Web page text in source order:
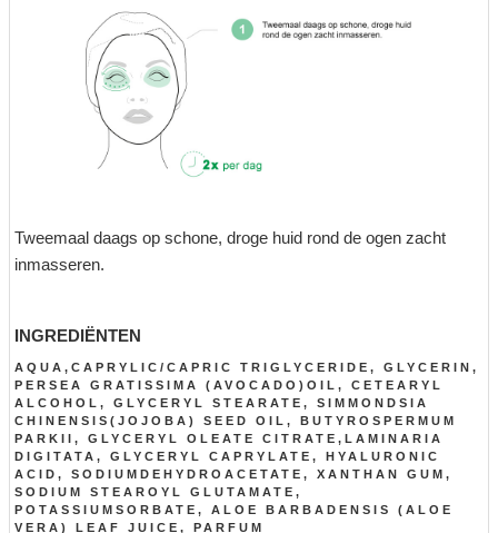
Tweemaal daags op schone, droge huid rond de ogen zacht
inmasseren.
INGREDIËNTEN
AQUA,CAPRYLIC/CAPRIC TRIGLYCERIDE, GLYCERIN,
PERSEA GRATISSIMA (AVOCADO)OIL, CETEARYL
ALCOHOL, GLYCERYL STEARATE, SIMMONDSIA
CHINENSIS(JOJOBA) SEED OIL, BUTYROSPERMUM
PARKII, GLYCERYL OLEATE CITRATE,LAMINARIA
DIGITATA, GLYCERYL CAPRYLATE, HYALURONIC
ACID, SODIUMDEHYDROACETATE, XANTHAN GUM,
SODIUM STEAROYL GLUTAMATE,
POTASSIUMSORBATE, ALOE BARBADENSIS (ALOE
VERA) LEAF JUICE, PARFUM